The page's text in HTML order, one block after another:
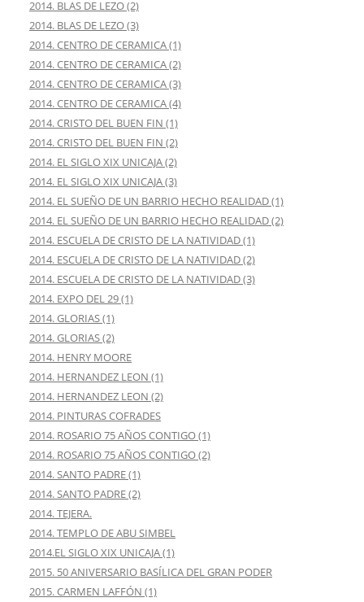
2014. BLAS DE LEZO (2)
2014. BLAS DE LEZO (3)
2014. CENTRO DE CERAMICA (1)
2014. CENTRO DE CERAMICA (2)
2014. CENTRO DE CERAMICA (3)
2014. CENTRO DE CERAMICA (4)
2014. CRISTO DEL BUEN FIN (1)
2014. CRISTO DEL BUEN FIN (2)
2014. EL SIGLO XIX UNICAJA (2)
2014. EL SIGLO XIX UNICAJA (3)
2014. EL SUEÑO DE UN BARRIO HECHO REALIDAD (1)
2014. EL SUEÑO DE UN BARRIO HECHO REALIDAD (2)
2014. ESCUELA DE CRISTO DE LA NATIVIDAD (1)
2014. ESCUELA DE CRISTO DE LA NATIVIDAD (2)
2014. ESCUELA DE CRISTO DE LA NATIVIDAD (3)
2014. EXPO DEL 29 (1)
2014. GLORIAS (1)
2014. GLORIAS (2)
2014. HENRY MOORE
2014. HERNANDEZ LEON (1)
2014. HERNANDEZ LEON (2)
2014. PINTURAS COFRADES
2014. ROSARIO 75 AÑOS CONTIGO (1)
2014. ROSARIO 75 AÑOS CONTIGO (2)
2014. SANTO PADRE (1)
2014. SANTO PADRE (2)
2014. TEJERA.
2014. TEMPLO DE ABU SIMBEL
2014.EL SIGLO XIX UNICAJA (1)
2015. 50 ANIVERSARIO BASÍLICA DEL GRAN PODER
2015. CARMEN LAFFÓN (1)